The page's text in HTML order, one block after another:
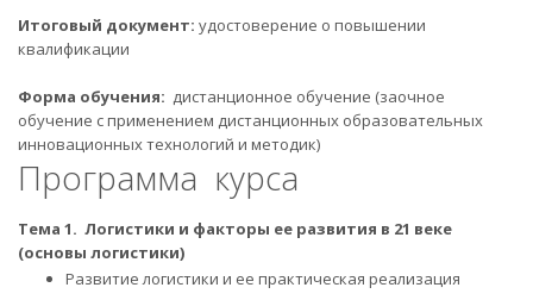
Итоговый документ: удостоверение о повышении
квалификации
Форма обучения: дистанционное обучение (заочное
обучение с применением дистанционных образовательных
инновационных технологий и методик)
Программа курса
Тема 1. Логистики и факторы ее развития в 21 веке
(основы логистики)
Развитие логистики и ее практическая реализация